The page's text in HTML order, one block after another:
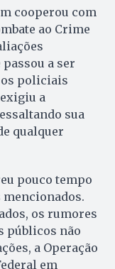
cooperou com
ao Crime
passou a ser
os policiais
a
sua
qualquer
pouco tempo
os rumores
públicos não
a Operação
em